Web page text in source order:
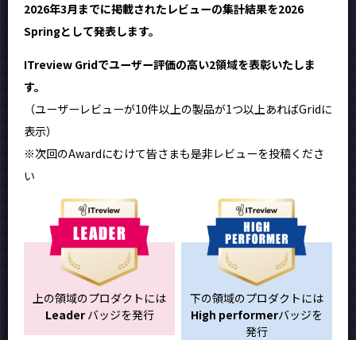
2026年3月までに掲載されたレビューの集計結果を2026
Springとして発表します。
ITreview Gridでユーザー評価の高い2領域を表彰いたしま
す。
（ユーザーレビューが10件以上の製品が1つ以上あればGridに
表示）
※次回のAwardにむけて皆さまも是非レビューを投稿くださ
い
上の領域のプロダクトには
Leaderバッジを発行
下の領域のプロダクトには
High performerバッジを
発行